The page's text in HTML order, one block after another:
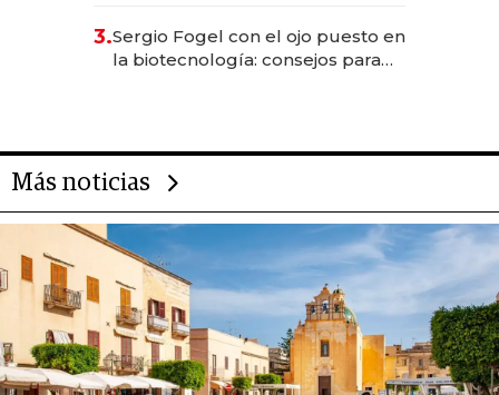
anticipación y prepara apertura
3.Sergio Fogel con el ojo puesto en
la biotecnología: consejos para
Más noticias